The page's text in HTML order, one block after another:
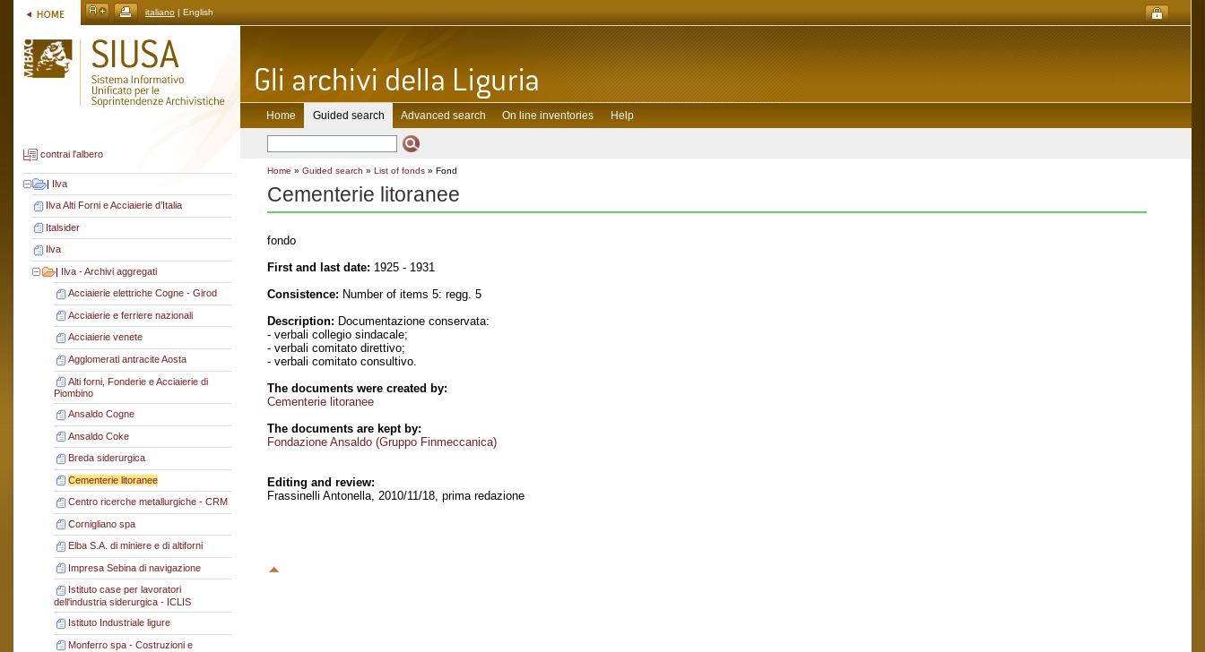
italiano | English
contrai l'albero
| Ilva
Ilva Alti Forni e Acciaierie d’Italia
Italsider
Ilva
| Ilva - Archivi aggregati
Acciaierie elettriche Cogne - Girod
Acciaierie e ferriere nazionali
Acciaierie venete
Agglomerati antracite Aosta
Alti forni, Fonderie e Acciaierie di
Piombino
Ansaldo Cogne
Ansaldo Coke
Breda siderurgica
Cementerie litoranee
Centro ricerche metallurgiche - CRM
Cornigliano spa
Elba S.A. di miniere e di altiforni
Impresa Sebina di navigazione
Istituto case per lavoratori
dell'industria siderurgica - ICLIS
Istituto Industriale ligure
Monferro spa - Costruzioni e
Home Guided search Advanced search On line inventories Help
Home » Guided search » List of fonds » Fond
Cementerie litoranee
fondo
First and last date: 1925 - 1931
Consistence: Number of items 5: regg. 5
Description: Documentazione conservata:
- verbali collegio sindacale;
- verbali comitato direttivo;
- verbali comitato consultivo.
The documents were created by:
Cementerie litoranee
The documents are kept by:
Fondazione Ansaldo (Gruppo Finmeccanica)
Editing and review:
Frassinelli Antonella, 2010/11/18, prima redazione